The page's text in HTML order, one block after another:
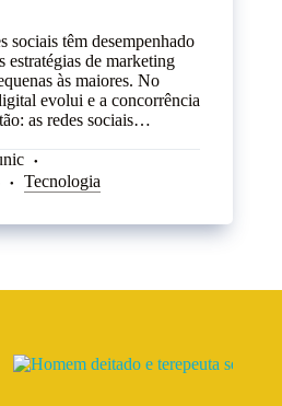
sociais têm desempenhado
estratégias de marketing
às maiores. No
evolui e a concorrência
as redes sociais…
Tecnologia